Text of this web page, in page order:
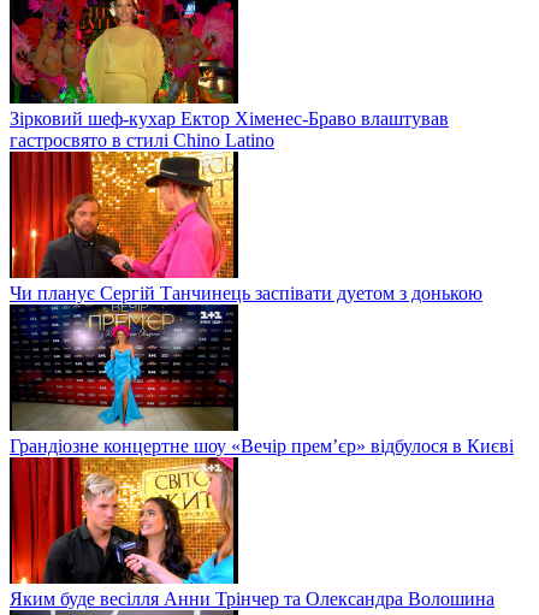
Зірковий шеф-кухар Ектор Хіменес-Браво влаштував
гастросвято в стилі Chino Latino
Чи планує Сергій Танчинець заспівати дуетом з донькою
Грандіозне концертне шоу «Вечір прем’єр» відбулося в Києві
Яким буде весілля Анни Трінчер та Олександра Волошина